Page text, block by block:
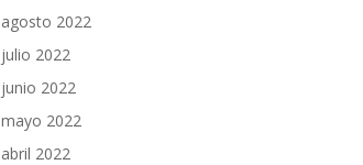
agosto 2022
julio 2022
junio 2022
mayo 2022
abril 2022